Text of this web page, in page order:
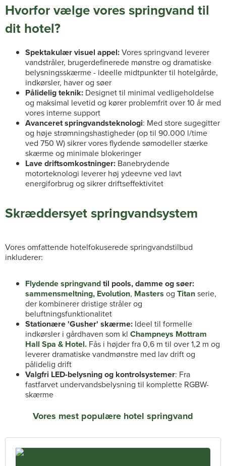
Hvorfor vælge vores springvand til
dit hotel?
Spektakulær visuel appel:Vores springvand leverer
vandstråler, brugerdefinerede mønstre og dramatiske
belysningsskærme - ideelle midtpunkter til hotelgårde,
indkørsler, haver og søer
Pålidelig teknik: Designet til minimal vedligeholdelse
og maksimal levetid og kører problemfrit over 10 år med
vores interne support
Avanceret springvandsteknologi: Med store sugegitter
og høje strømningshastigheder (op til 90.000 l/time
ved 750 W) sikrer vores flydende sømodeller stærke
skærme og minimale blokeringer
Lave driftsomkostninger: Banebrydende
motorteknologi leverer høj ydeevne ved lavt
energiforbrug og sikrer driftseffektivitet
Skræddersyet springvandsystem
Vores omfattende hotelfokuserede springvandstilbud
inkluderer:
Flydende springvandtil pools, damme og søer:
sammensmeltning, Evolution, Masters og Titanserie,
der kombinerer dristige stråler og
beluftningsfunktionalitet
Stationære 'Gusher' skærme: Ideel til formelle
indkørsler i gårdhaven som kl Champneys Mottram
Hall Spa & Hotel. Fås i højder fra 0,6 m til over 1,2 m og
leverer dramatiske vandmønstre med lav drift og
pålidelig drift
Valgfri LED-belysning og kontrolsystemer: Fra
fastfarvet undervandsbelysning til komplette RGBW-
skærme
Vores mest populære hotel springvand